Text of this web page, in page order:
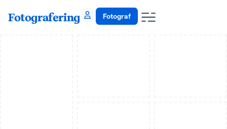
Fotografering Fotograf